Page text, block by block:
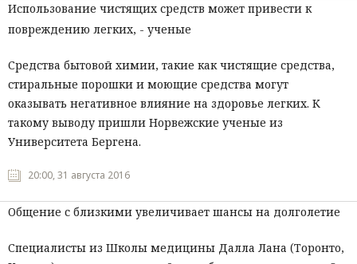
Использование чистящих средств может привести к
повреждению легких, - ученые
Средства бытовой химии, такие как чистящие средства,
стиральные порошки и моющие средства могут
оказывать негативное влияние на здоровье легких. К
такому выводу пришли Норвежские ученые из
Университета Бергена.
20:00, 31 августа 2016
Общение с близкими увеличивает шансы на долголетие
Специалисты из Школы медицины Далла Лана (Торонто,